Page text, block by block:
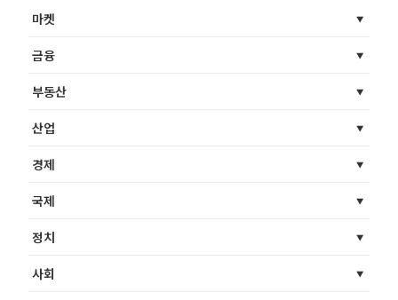
마켓
금융
부동산
산업
경제
국제
정치
사회